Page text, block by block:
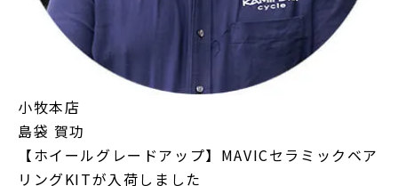
小牧本店
島袋 賀功
【ホイールグレードアップ】MAVICセラミックベア
リングKITが入荷しました